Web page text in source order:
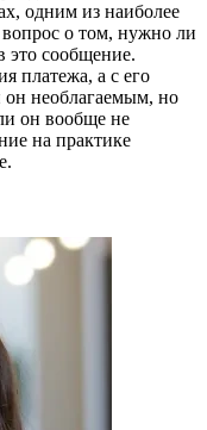
одним из наиболее
вопрос о том, нужно ли
это сообщение.
платежа, а с его
он необлагаемым, но
он вообще не
на практике